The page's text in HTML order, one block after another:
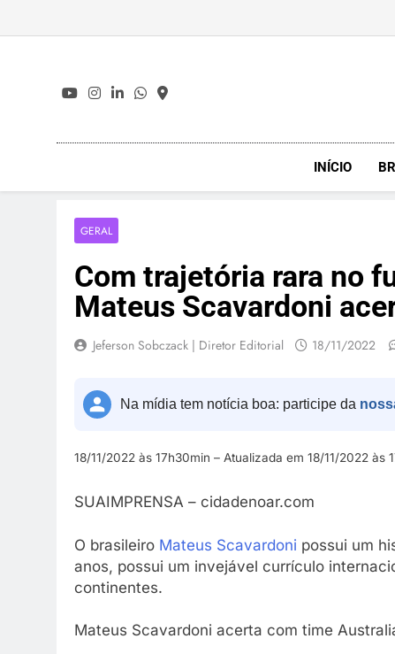
INÍCIO
GERAL
Com trajetória rara no
Mateus Scavardoni
Jeferson Sobczack | Diretor Editorial 18/11/2022
Na mídia tem notícia boa: participe da
18/11/2022 às 17h30min – Atualizada em 18/11/2022 às
SUAIMPRENSA – cidadenoar.com
O brasileiro Mateus Scavardoni possui um
anos, possui um invejável currículo
continentes.
Mateus Scavardoni acerta com time